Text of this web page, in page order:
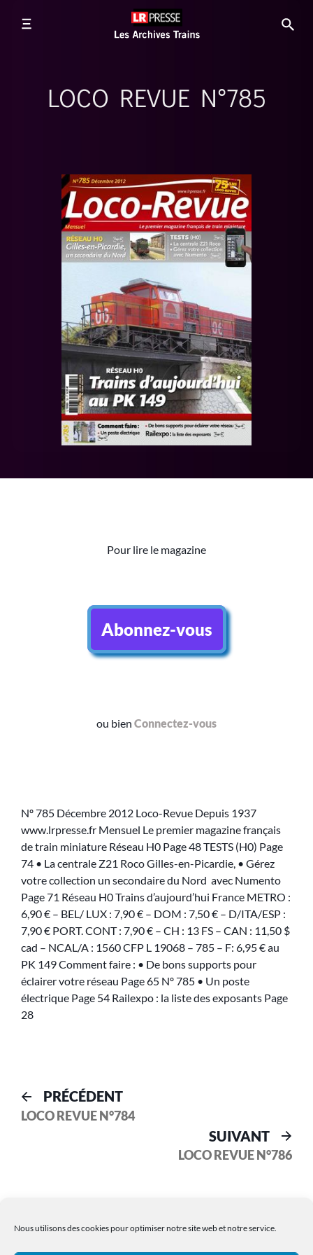
Nous utilisons des cookies pour optimiser notre site web et notre service.
LOCO REVUE N°785
Pour lire le magazine
Abonnez-vous
ou bien Connectez-vous
Nº 785 Décembre 2012 Loco-Revue Depuis 1937
www.lrpresse.fr Mensuel Le premier magazine français
de train miniature Réseau H0 Page 48 TESTS (H0) Page
74 • La centrale Z21 Roco Gilles-en-Picardie, • Gérez
votre collection un secondaire du Nord avec Numento
Page 71 Réseau H0 Trains d’aujourd’hui France METRO :
6,90 € – BEL/ LUX : 7,90 € – DOM : 7,50 € – D/ITA/ESP :
7,90 € PORT. CONT : 7,90 € – CH : 13 FS – CAN : 11,50 $
cad – NCAL/A : 1560 CFP L 19068 – 785 – F: 6,95 € au
PK 149 Comment faire : • De bons supports pour
éclairer votre réseau Page 65 Nº 785 • Un poste
électrique Page 54 Railexpo : la liste des exposants Page
28
PRÉCÉDENT
LOCO REVUE N°784
SUIVANT
LOCO REVUE N°786